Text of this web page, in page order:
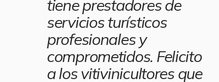
tiene prestadores de
servicios turísticos
profesionales y
comprometidos. Felicito
a los vitivinicultores que